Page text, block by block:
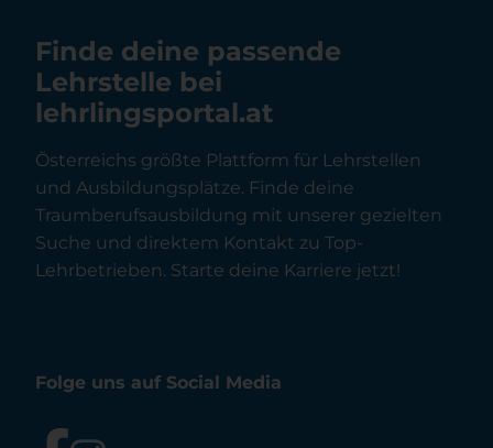
Finde deine passende
Lehrstelle bei
lehrlingsportal.at
Österreichs größte Plattform für Lehrstellen
und Ausbildungsplätze. Finde deine
Traumberufsausbildung mit unserer gezielten
Suche und direktem Kontakt zu Top-
Lehrbetrieben. Starte deine Karriere jetzt!
Folge uns auf Social Media